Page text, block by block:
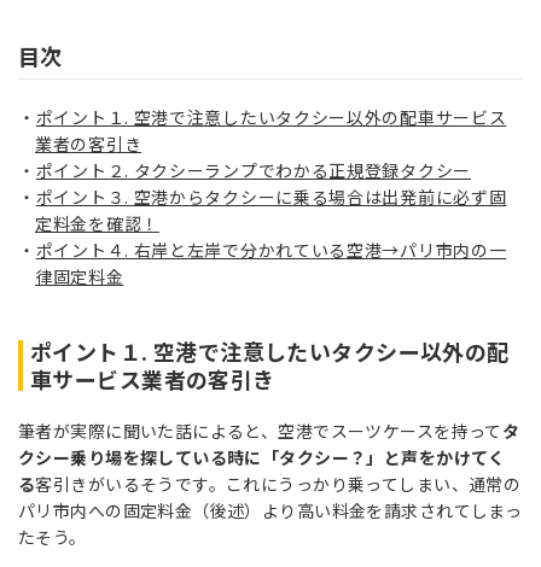
目次
ポイント１. 空港で注意したいタクシー以外の配車サービス
業者の客引き
ポイント２. タクシーランプでわかる正規登録タクシー
ポイント３. 空港からタクシーに乗る場合は出発前に必ず固
定料金を確認！
ポイント４. 右岸と左岸で分かれている空港→パリ市内の一
律固定料金
ポイント１. 空港で注意したいタクシー以外の配
車サービス業者の客引き
筆者が実際に聞いた話によると、空港でスーツケースを持って タ
クシー乗り場を探している時に「タクシー？」と声をかけてく
る客引きがいるそうです。これにうっかり乗ってしまい、通常の
パリ市内への固定料金 （後述）
より高い料金を請求されてしまっ
たそう。